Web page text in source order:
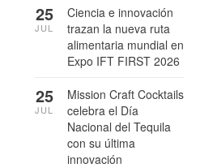
Ciencia e innovación
trazan la nueva ruta
alimentaria mundial en
Expo IFT FIRST 2026
25
JUL
Mission Craft Cocktails
celebra el Día
Nacional del Tequila
con su última
innovación
25
JUL